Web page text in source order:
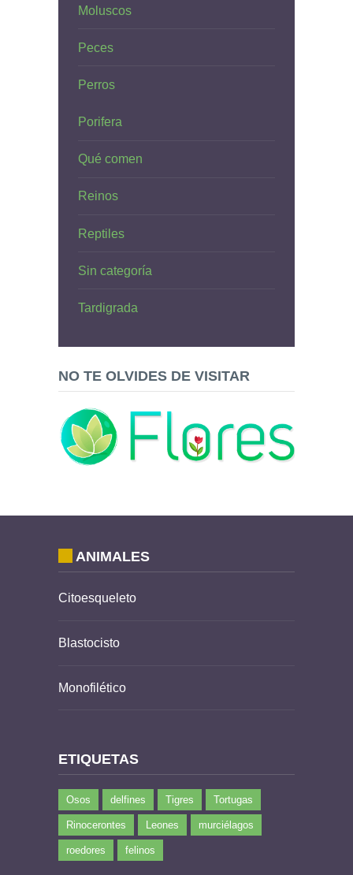
Moluscos
Peces
Perros
Porifera
Qué comen
Reinos
Reptiles
Sin categoría
Tardigrada
NO TE OLVIDES DE VISITAR
ANIMALES
Citoesqueleto
Blastocisto
Monofilético
ETIQUETAS
Osos delfines Tigres Tortugas
Rinocerontes Leones murciélagos
roedores felinos